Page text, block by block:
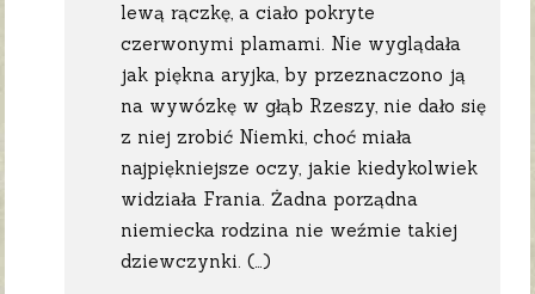
lewą rączkę, a ciało pokryte
czerwonymi plamami. Nie wyglądała
jak piękna aryjka, by przeznaczono ją
na wywózkę w głąb Rzeszy, nie dało się
z niej zrobić Niemki, choć miała
najpiękniejsze oczy, jakie kiedykolwiek
widziała Frania. Żadna porządna
niemiecka rodzina nie weźmie takiej
dziewczynki. (…)